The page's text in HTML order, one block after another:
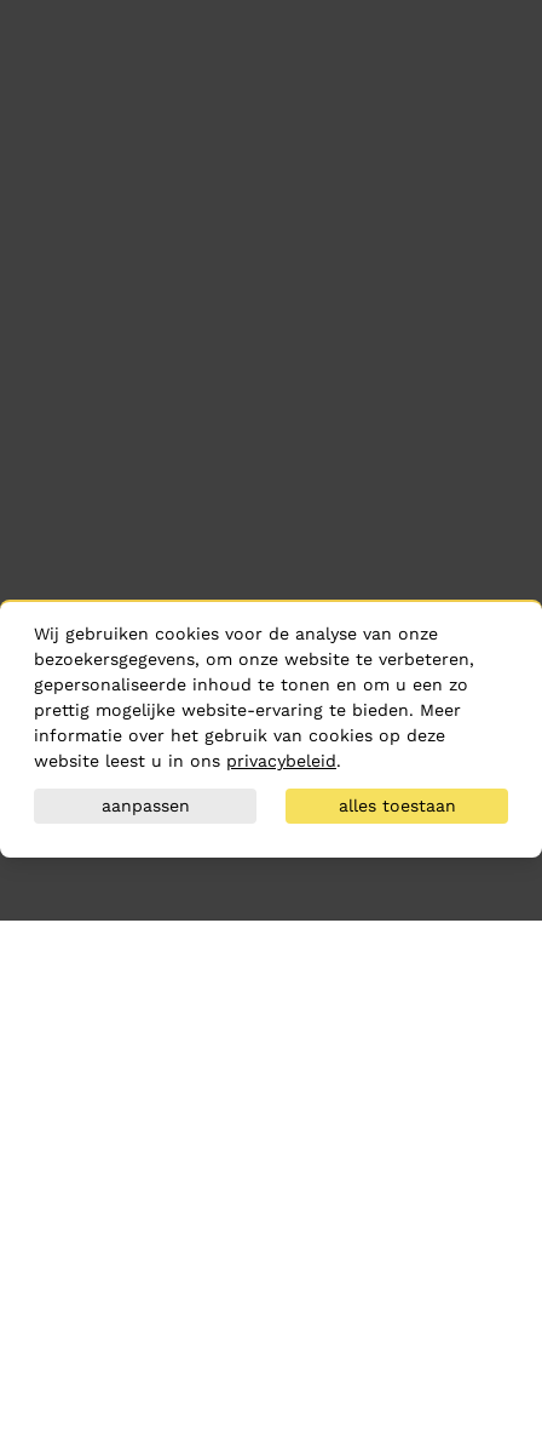
Wij gebruiken cookies voor de analyse van onze
bezoekersgegevens, om onze website te verbeteren,
gepersonaliseerde inhoud te tonen en om u een zo
prettig mogelijke website-ervaring te bieden. Meer
informatie over het gebruik van cookies op deze
website leest u in ons privacybeleid.
aanpassen alles toestaan